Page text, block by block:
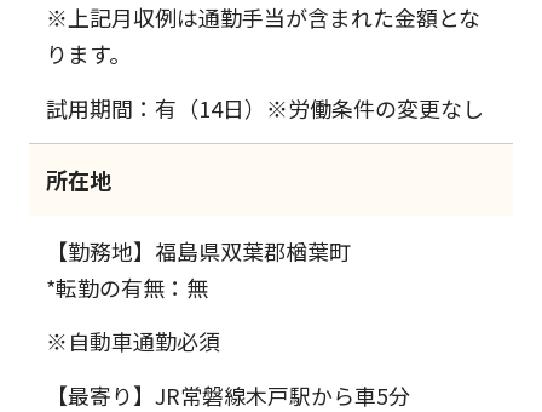
※上記月収例は通勤手当が含まれた金額とな
ります。
試用期間：有（14日）※労働条件の変更なし
所在地
【勤務地】福島県双葉郡楢葉町
*転勤の有無：無
※自動車通勤必須
【最寄り】JR常磐線木戸駅から車5分